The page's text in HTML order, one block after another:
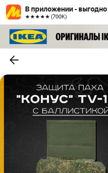
В приложении - выгодно
★★★★★ (700К)